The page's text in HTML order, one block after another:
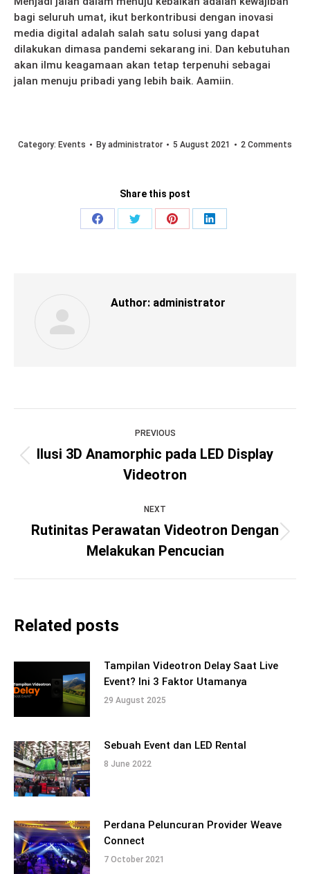
bagi seluruh umat, ikut berkontribusi dengan inovasi
media digital adalah salah satu solusi yang dapat
dilakukan dimasa pandemi sekarang ini. Dan kebutuhan
akan ilmu keagamaan akan tetap terpenuhi sebagai
jalan menuju pribadi yang lebih baik. Aamiin.
Category: Events By administrator 5 August 2021 2 Comments
Share this post
Share
Share
Share
Share
Author: administrator
navigation
PREVIOUS
Previous
post:
Ilusi 3D Anamorphic pada LED Display
Videotron
NEXT
Next
post:
Rutinitas Perawatan Videotron Dengan
Melakukan Pencucian
Related posts
Tampilan Videotron Delay Saat Live
Event? Ini 3 Faktor Utamanya
29 August 2025
Sebuah Event dan LED Rental
8 June 2022
Perdana Peluncuran Provider Weave
Connect
7 October 2021